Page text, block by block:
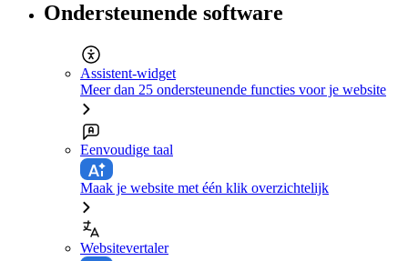
Ondersteunende software
Assistent-widget
Meer dan 25 ondersteunende functies voor je website
Eenvoudige taal
Maak je website met één klik overzichtelijk
Websitevertaler